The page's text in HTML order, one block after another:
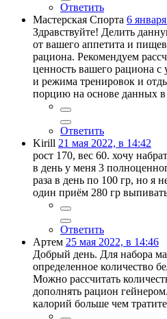
Ответить
Мастерская Спорта 6
Здравствуйте! Делить
от вашего аппетита и
рациона. Рекомендуем
ценность вашего рациона с
и режима тренировок и
порцию на основе данных в
Ответить
Kirill 21 мая 2022, в 14:42
рост 170, вес 60. хочу
в день у меня 3
раза в день по 100 гр, но я
один приём 280 гр
Ответить
Артем 25 мая 2022, в 14:46
Добрый день. Для набора
определенное количество
Можно рассчитать
дополнять рацион
калорий больше чем